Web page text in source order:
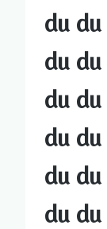
du
du
du
du
du
du